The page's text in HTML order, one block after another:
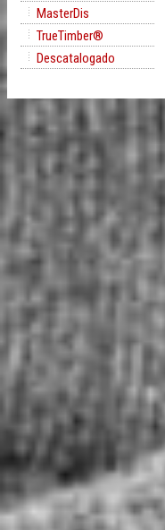
MasterDis
TrueTimber®
Descatalogado